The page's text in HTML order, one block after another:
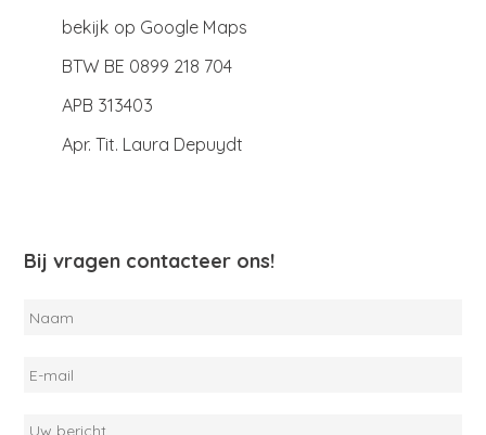
bekijk op Google Maps
BTW BE 0899 218 704
APB 313403
Apr. Tit. Laura Depuydt
Bij vragen contacteer ons!
mail
Uw